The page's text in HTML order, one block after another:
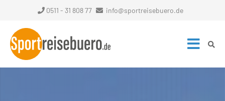
0511 - 31 808 77 info@sportreisebuero.de